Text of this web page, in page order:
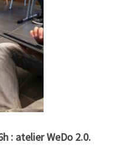
: atelier WeDo 2.0.